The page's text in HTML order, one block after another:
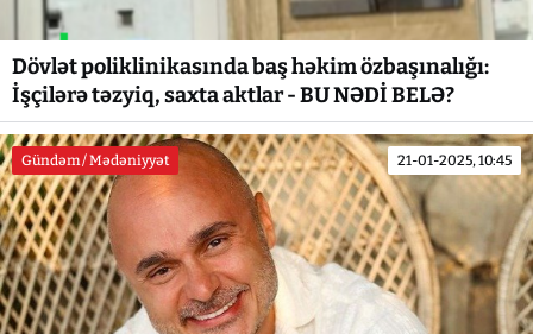
Dövlət poliklinikasında baş həkim özbaşınalığı:
İşçilərə təzyiq, saxta aktlar - BU NƏDİ BELƏ?
Gündəm / Mədəniyyət 21-01-2025, 10:45